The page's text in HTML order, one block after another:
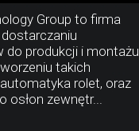
Group to firma
do produkcji i montażu
takich
rolet, oraz
zewnętr...